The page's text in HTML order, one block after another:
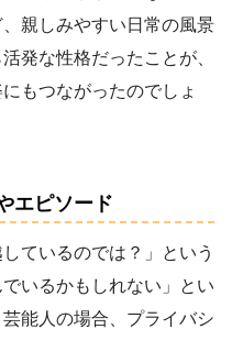
親しみやすい日常の風景
発な性格だったことが、
もつながったのでしょ
エピソード
ているのでは？」という
いるかもしれない」とい
能人の場合、プライバシ